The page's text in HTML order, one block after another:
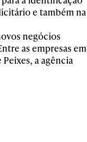
e também na
negócios
as empresas em
a agência